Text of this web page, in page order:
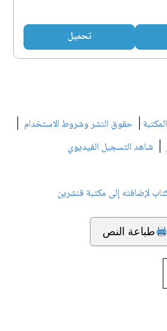
تحميل
| حقوق النشر وشروط الاستخدام |
| شاهد التسجيل الفيديوي
لإضافته إلى مكتبة قنشرين
طباعة النص